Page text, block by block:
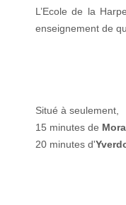
L’Ecole de la
enseignement de
Situé à seulement,
15 minutes de
20 minutes d'